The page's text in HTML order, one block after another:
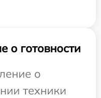
о готовности
о
техники